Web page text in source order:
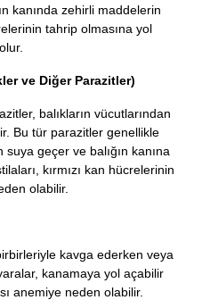
kanında zehirli maddelerin
tahrip olmasına yol
ve Diğer Parazitler)
balıkların vücutlarından
Bu tür parazitler genellikle
geçer ve balığın kanına
kırmızı kan hücrelerinin
olabilir.
kavga ederken veya
kanamaya yol açabilir
anemiye neden olabilir.